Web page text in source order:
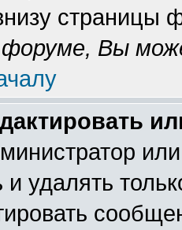
страницы
Вы
и удалять